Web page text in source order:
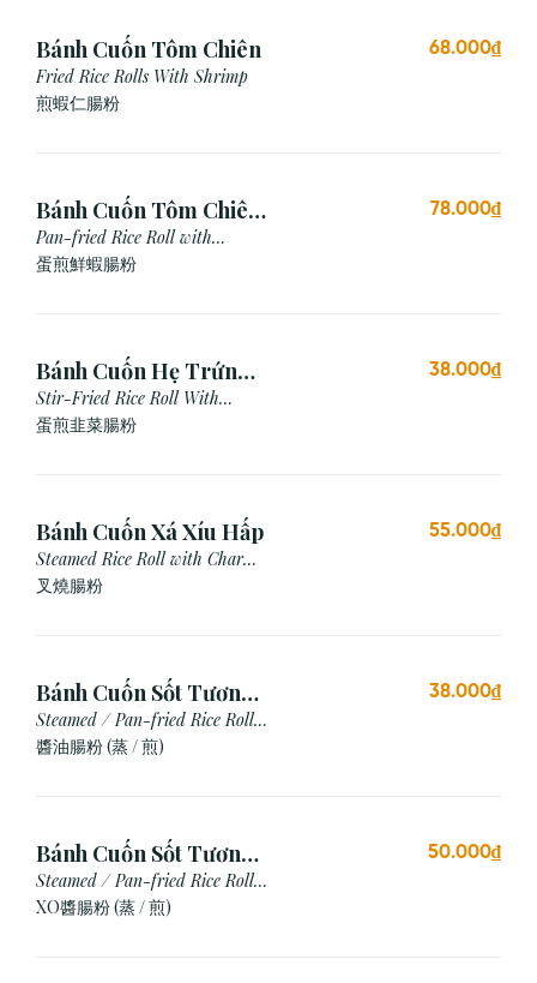
Bánh Cuốn Tôm Chiên
Fried Rice Rolls With Shrimp
煎蝦仁腸粉
68.000₫
Bánh Cuốn Tôm Chiên
Trứng
Pan-fried Rice Roll with
Shrimp & Egg
蛋煎鮮蝦腸粉
78.000₫
Bánh Cuốn Hẹ Trứng
Xào
Stir-Fried Rice Roll With
Chives & Egg
蛋煎⾲菜腸粉
38.000₫
Bánh Cuốn Xá Xíu Hấp
Steamed Rice Roll with Char
Siu
叉燒腸粉
55.000₫
Bánh Cuốn Sốt Tương
Xì Dầu (Hấp/Chiên)
Steamed / Pan-fried Rice Roll
with Soy Sauce
醬油腸粉 (蒸 / 煎)
38.000₫
Bánh Cuốn Sốt Tương
Xo (Hấp/Chiên)
Steamed / Pan-fried Rice Roll
with XO Sauce
XO醬腸粉 (蒸 / 煎)
50.000₫